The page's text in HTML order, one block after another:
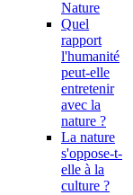
Nature
Quel
rapport
l'humanité
peut-elle
entretenir
avec la
nature ?
La nature
s'oppose-t-
elle à la
culture ?